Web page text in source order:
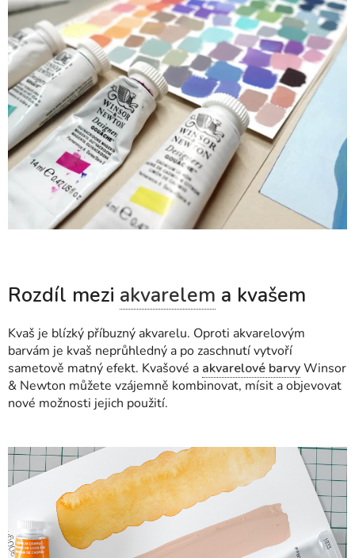
Rozdíl mezi akvarelem a kvašem
Kvaš je blízký příbuzný akvarelu. Oproti akvarelovým
barvám je kvaš neprůhledný a po zaschnutí vytvoří
sametově matný efekt. Kvašové a akvarelové barvyWinsor
& Newton můžete vzájemně kombinovat, mísit a objevovat
nové možnosti jejich použití.